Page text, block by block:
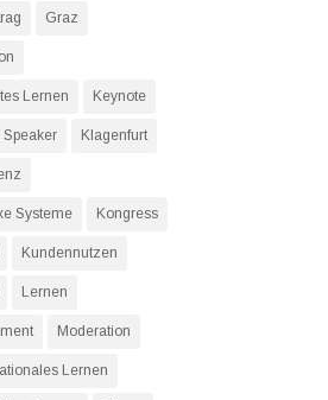
Graz
Lernen Keynote
Speaker Klagenfurt
Systeme Kongress
Kundennutzen
Lernen
Moderation
Lernen